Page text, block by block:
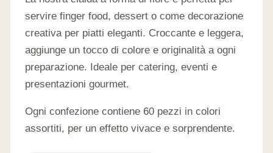
servire finger food, dessert o come decorazione
creativa per piatti eleganti. Croccante e leggera,
aggiunge un tocco di colore e originalità a ogni
preparazione. Ideale per catering, eventi e
presentazioni gourmet.
Ogni confezione contiene 60 pezzi in colori
assortiti, per un effetto vivace e sorprendente.